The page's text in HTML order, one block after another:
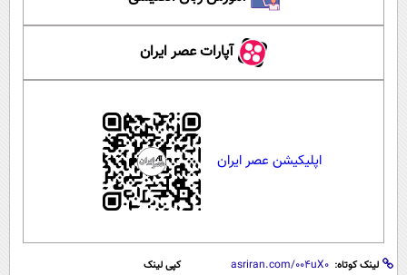
آپارات عصر ایران
اپلیکیشن عصر ایران
لینک کوتاه: کپی لینک